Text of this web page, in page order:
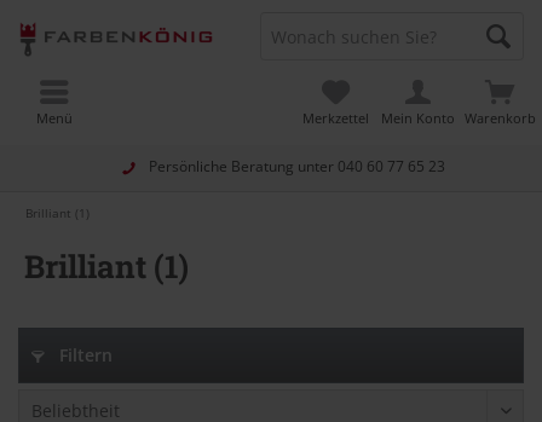
Persönliche Beratung unter 040 60 77 65 23
Warenkorb
Merkzettel Mein Konto
Menü
Brilliant (1)
Brilliant (1)
Filtern